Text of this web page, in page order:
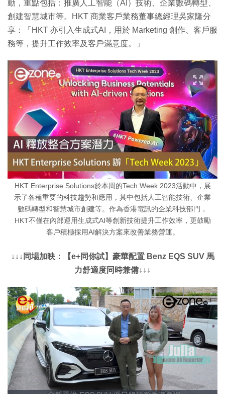
動，重點包括：推廣人工智能（AI）技術、企業數碼轉型、
創建智慧城市等。HKT 商業客戶業務董事總經理吳家隆分
享：「HKT 亦引入生成式AI，用於 Marketing 創作、客戶服
務等，提升工作效率及客戶滿意度。」
HKT Enterprise Solutions於本周的Tech Week 2023活動中，展
示了各種重要的科技趨勢和應用，其中包括人工智能技術、企業
數碼轉型和智慧城市創建等。作為香港電訊的企業科技部門，
HKT不僅在內部運用生成式AI等創新技術提升工作效率，更鼓勵
客戶積極採用AI解決方案來改善業務營運。
↓↓↓同場加映：【e+同你試】豪華配置 Benz EQS SUV 馬
力舒適度同時兼備↓↓↓